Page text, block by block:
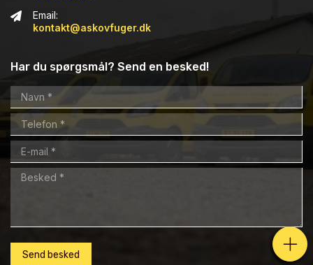
Email:
kontakt@askovfuger.dk
Har du spørgsmål? Send en besked!